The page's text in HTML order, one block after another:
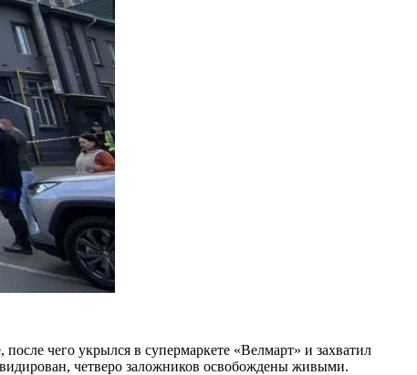
чего укрылся в супермаркете «Велмарт» и захватил
четверо заложников освобождены живыми.